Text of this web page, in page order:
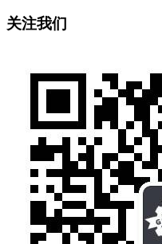
关注我们